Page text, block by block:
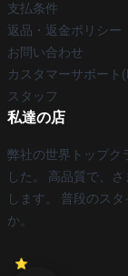
支払条件
返品・返金ポリシー
お問い合わせ
カスタマーサポート
スタッフ
私達の店
弊社の世界トップク
した。 高品質で、
します。 普段のス
か。